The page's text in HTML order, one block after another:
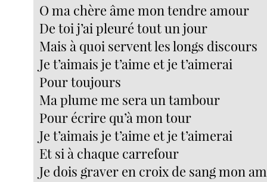
O ma chère âme mon tendre amour
De toi j’ai pleuré tout un jour
Mais à quoi servent les longs discours
Je t’aimais je t’aime et je t’aimerai
Pour toujours
Ma plume me sera un tambour
Pour écrire qu’à mon tour
Je t’aimais je t’aime et je t’aimerai
Et si à chaque carrefour
Je dois graver en croix de sang mon